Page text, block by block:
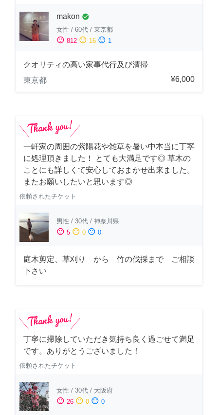
makon check_circle
女性 / 60代 / 東京都
sentiment_satisfied 812 sentiment_neutral 16 sentiment_dissatisfied 1
クオリティの高い家事代行及び清掃
東京都
¥6,000
一軒家の周囲の紫陽花や雑草を暑い中本当に丁寧
に処理頂きました！ とても大満足です◎ 草木の
ことにも詳しくて安心しておまかせ出来ました。
またお願いしたいと思います◎
依頼されたチケット
男性 / 30代 / 神奈川県
sentiment_satisfied 5 sentiment_neutral 0 sentiment_dissatisfied 0
庭木剪定、草刈り から 竹の伐採まで ご相談
下さい
丁寧に掃除していただき気持ち良く過ごせて満足
です。ありがとうございました！
依頼されたチケット
女性 / 30代 / 大阪府
sentiment_satisfied 26 sentiment_neutral 0 sentiment_dissatisfied 0